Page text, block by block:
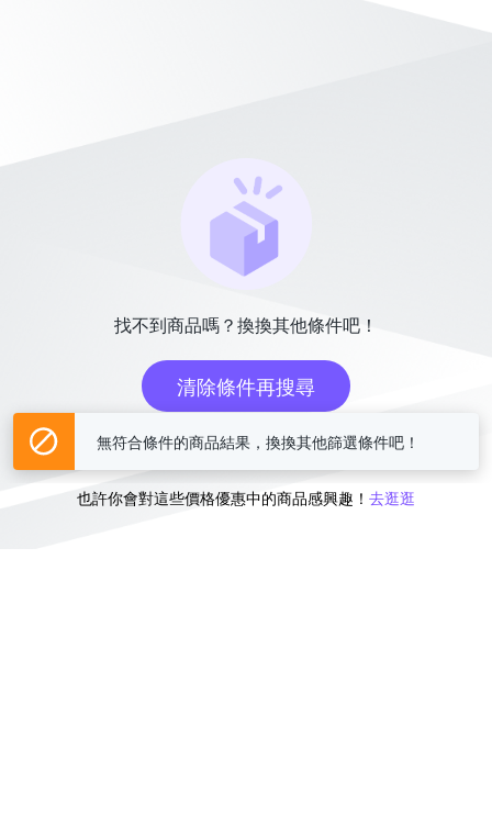
找不到商品嗎？換換其他條件吧！
清除條件再搜尋
或
也許你會對這些價格優惠中的商品感興趣！ 去逛逛
無符合條件的商品結果，換換其他篩選條件吧！